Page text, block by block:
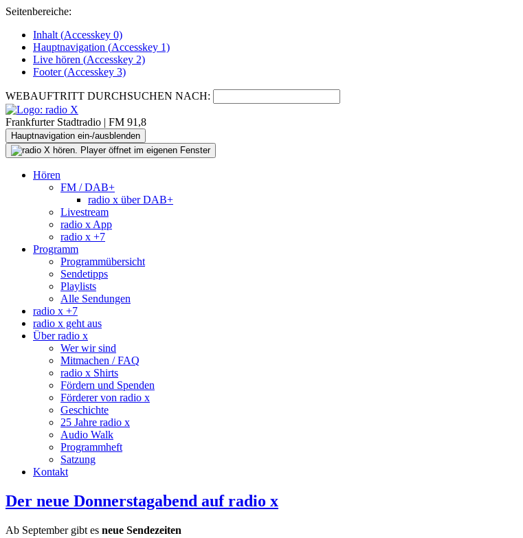
Seitenbereiche:
Inhalt (Accesskey 0)
Hauptnavigation (Accesskey 1)
Live hören (Accesskey 2)
Footer(Accesskey 3)
WEBAUFTRITT DURCHSUCHEN NACH:
Frankfurter Stadtradio | FM 91,8
Hauptnavigation ein-/ausblenden
Hören
FM / DAB+
radio x über DAB+
Livestream
radio x App
radio x +7
Programm
Programmübersicht
Sendetipps
Playlists
Alle Sendungen
radio x +7
radio x geht aus
Über radio x
Wer wir sind
Mitmachen / FAQ
radio x Shirts
Fördern und Spenden
Förderer von radio x
Geschichte
25 Jahre radio x
Audio Walk
Programmheft
Satzung
Kontakt
Der neue Donnerstagabend auf radio x
Ab September gibt es neue Sendezeiten